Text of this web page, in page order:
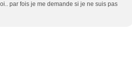
par fois je me demande si je ne suis pas